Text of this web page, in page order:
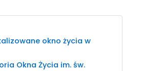
okno życia w
Okna Życia im. św.